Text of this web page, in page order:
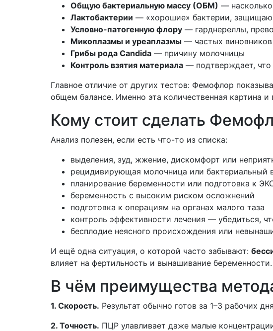
Общую бактериальную массу (ОБМ) —
Лактобактерии — «хорошие» бактерии,
Условно-патогенную флору — гарднереллы,
Микоплазмы и уреаплазмы — частых
Грибы рода Candida — причину молочницы
Контроль взятия материала — подтверждает, что
Главное отличие от других тестов: Фемофлор
общем балансе. Именно эта количественная картина
Кому стоит сделать
Анализ полезен, если есть что-то из списка:
выделения, зуд, жжение, дискомфорт или
рецидивирующая молочница или бактериальный
планирование беременности или подготовка к
беременность с высоким риском осложнений
подготовка к операциям на органах малого таза
контроль эффективности лечения — убедиться,
бесплодие неясного происхождения или
И ещё одна ситуация, о которой часто забывают:
влияет на фертильность и вынашивание беременности.
В чём преимущества
1. Скорость. Результат обычно готов за 1–3 рабочих
2. Точность. ПЦР улавливает даже малые